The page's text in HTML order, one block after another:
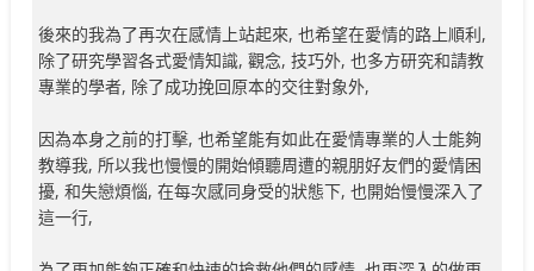
後來的我為了再次在感情上站起來, 也希望在愛情的路上順利,
除了研究學習各式愛情知識, 觀念, 技巧外, 也多方研究和請教
專業的學者, 除了成功挽回原本的交往對象外,
因為本身之前的打擊, 也希望能有如此在愛情專業的人士能夠
教導我, 所以我也慢慢的開始傾聽周遭的親朋好友們的愛情困
擾, 和失戀煩惱, 在每次感同身受的狀態下, 也開始慢慢深入了
這一行,